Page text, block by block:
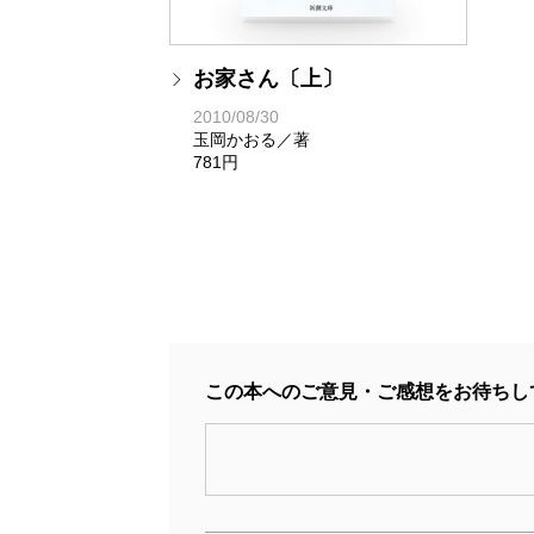
お家さん〔上〕
2010/08/30
玉岡かおる／著
781円
この本へのご意見・ご感想をお待ち